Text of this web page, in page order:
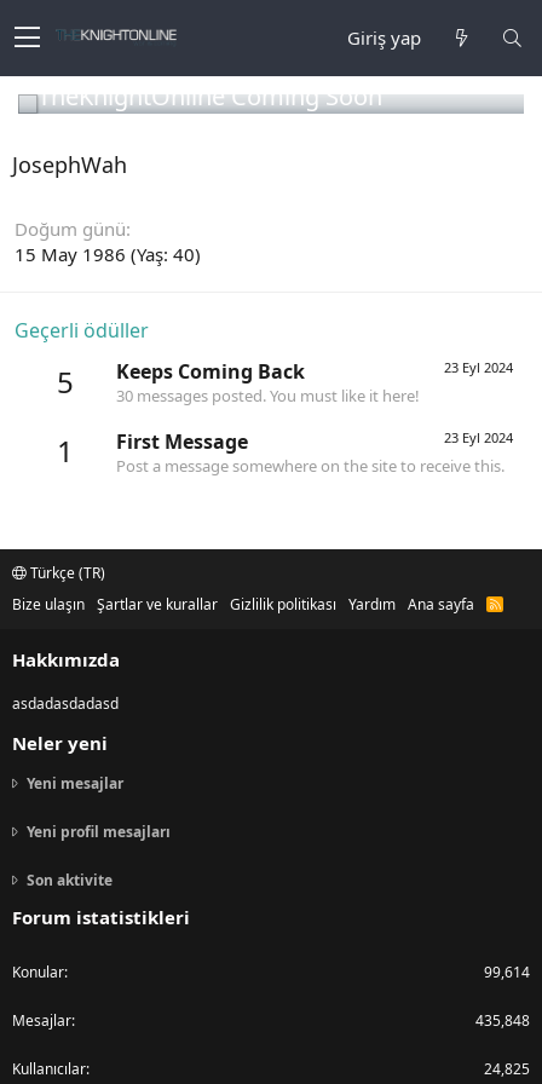
Giriş yap
TheKnightOnline Coming Soon
JosephWah
Doğum günü
15 May 1986 (Yaş: 40)
Geçerli ödüller
5 23 Eyl 2024
Keeps Coming Back
30 messages posted. You must like it here!
1 23 Eyl 2024
First Message
Post a message somewhere on the site to receive this.
Türkçe (TR)
Bize ulaşın Şartlar ve kurallar Gizlilik politikası Yardım Ana sayfa
R
Hakkımızda
asdadasdadasd
Neler yeni
Yeni mesajlar
Yeni profil mesajları
Son aktivite
Forum istatistikleri
Konular 99,614
Mesajlar 435,848
Kullanıcılar 24,825